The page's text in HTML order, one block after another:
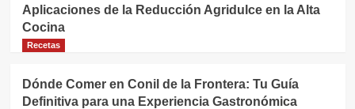
Aplicaciones de la Reducción Agridulce en la Alta
Cocina
Recetas
Dónde Comer en Conil de la Frontera: Tu Guía
Definitiva para una Experiencia Gastronómica